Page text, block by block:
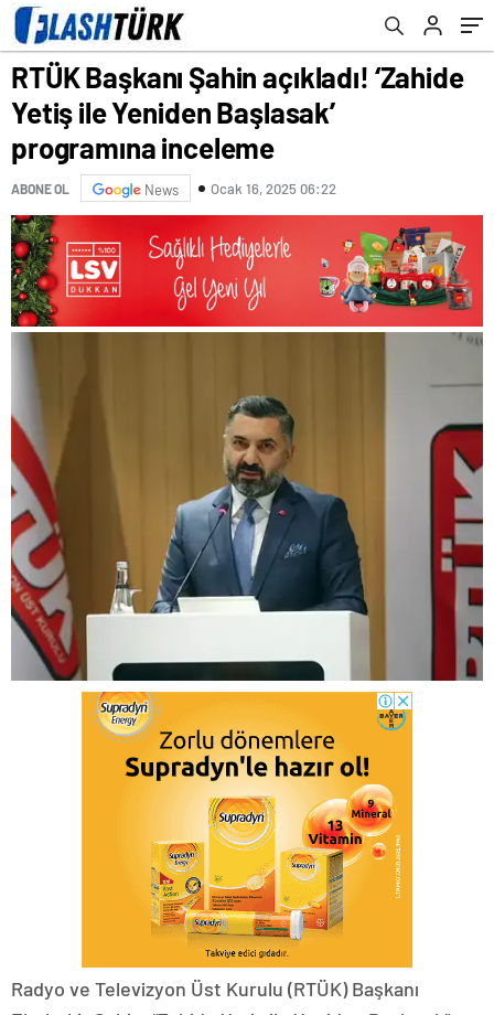
RTÜK Başkanı Şahin açıkladı! ‘Zahide
Yetiş ile Yeniden Başlasak’
programına inceleme
ABONE OL News Ocak 16, 2025 06:22
Radyo ve Televizyon Üst Kurulu (RTÜK) Başkanı